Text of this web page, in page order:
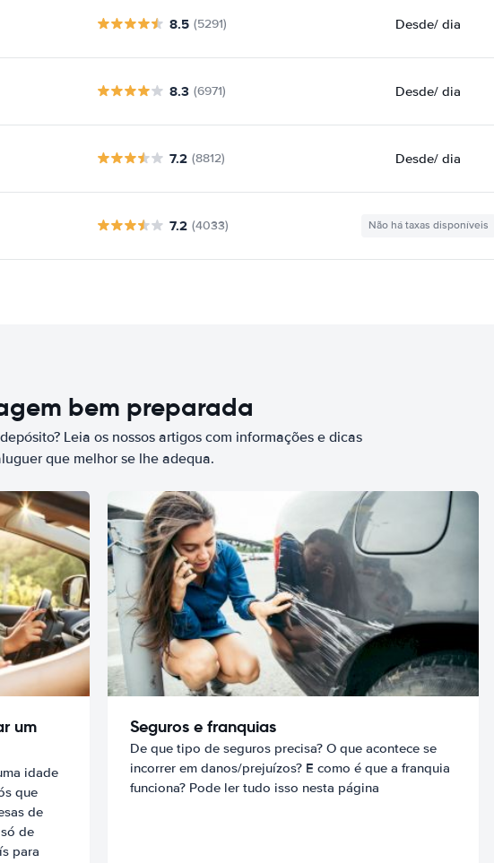
8.5 (5291) Desde/ dia
8.3 (6971) Desde/ dia
7.2 (8812) Desde/ dia
7.2 (4033) Não há taxas disponíveis
bem preparada
Leia os nossos artigos com informações e dicas
que melhor se lhe adequa.
um
idade
que
de
de
para
Seguros e franquias
De que tipo de seguros precisa? O que acontece se
incorrer em danos/prejuízos? E como é que a franquia
funciona? Pode ler tudo isso nesta página